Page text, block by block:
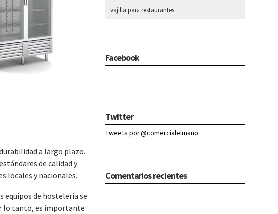
a largo plazo.
de calidad y
locales y nacionales.
equipos de hostelería se
lo tanto, es importante
vajilla para restaurantes
Facebook
Twitter
Tweets por @comercialelmano
Comentarios recientes